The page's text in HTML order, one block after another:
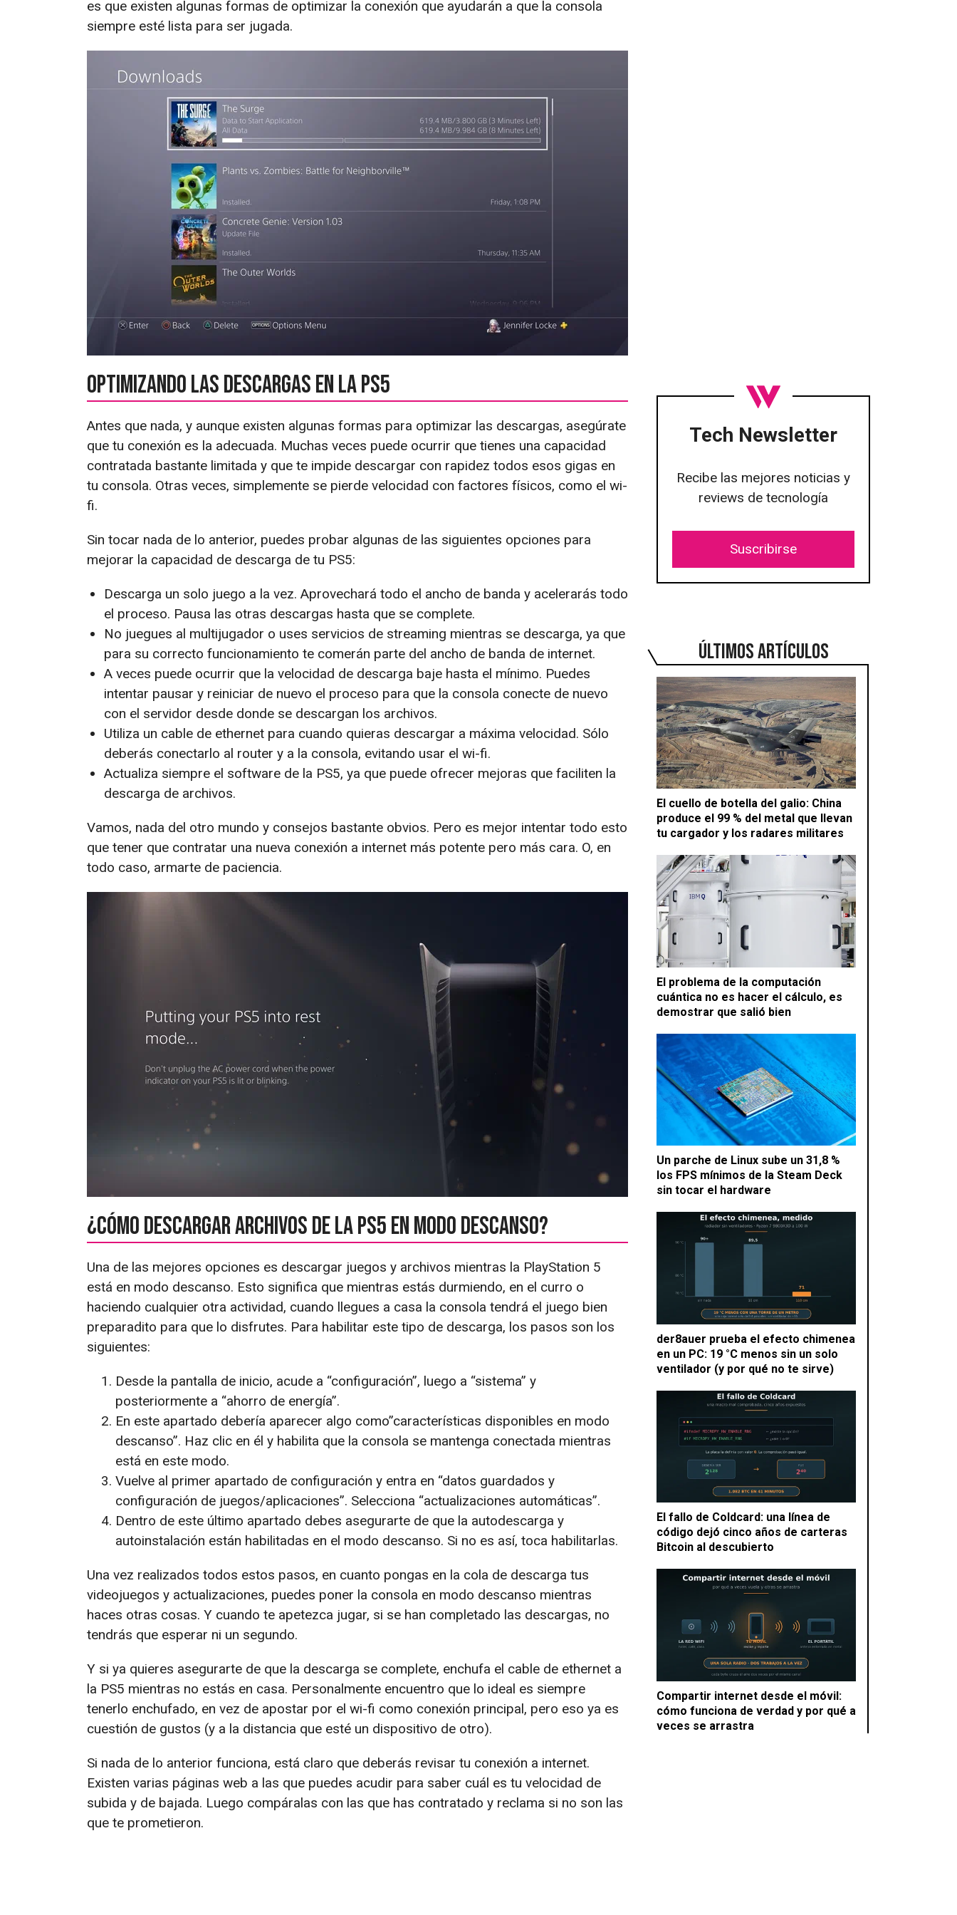
Tech Newsletter
Recibe las mejores noticias y
reviews de tecnología
Suscribirse
ÚLTIMOS ARTÍCULOS
El cuello de botella del galio: China
produce el 99 % del metal que llevan
tu cargador y los radares militares
El problema de la computación
cuántica no es hacer el cálculo, es
demostrar que salió bien
Un parche de Linux sube un 31,8 %
los FPS mínimos de la Steam Deck
sin tocar el hardware
der8auer prueba el efecto chimenea
en un PC: 19 °C menos sin un solo
ventilador (y por qué no te sirve)
El fallo de Coldcard: una línea de
código dejó cinco años de carteras
Bitcoin al descubierto
Compartir internet desde el móvil:
cómo funciona de verdad y por qué a
veces se arrastra
es que existen algunas formas de optimizar la conexión que ayudarán a que la consola
siempre esté lista para ser jugada.
Optimizando las descargas en la PS5
Antes que nada, y aunque existen algunas formas para optimizar las descargas, asegúrate
que tu conexión es la adecuada. Muchas veces puede ocurrir que tienes una capacidad
contratada bastante limitada y que te impide descargar con rapidez todos esos gigas en
tu consola. Otras veces, simplemente se pierde velocidad con factores físicos, como el wi-
fi.
Sin tocar nada de lo anterior, puedes probar algunas de las siguientes opciones para
mejorar la capacidad de descarga de tu PS5:
Descarga un solo juego a la vez. Aprovechará todo el ancho de banda y acelerarás todo
el proceso. Pausa las otras descargas hasta que se complete.
No juegues al multijugador o uses servicios de streaming mientras se descarga, ya que
para su correcto funcionamiento te comerán parte del ancho de banda de internet.
A veces puede ocurrir que la velocidad de descarga baje hasta el mínimo. Puedes
intentar pausar y reiniciar de nuevo el proceso para que la consola conecte de nuevo
con el servidor desde donde se descargan los archivos.
Utiliza un cable de ethernet para cuando quieras descargar a máxima velocidad. Sólo
deberás conectarlo al router y a la consola, evitando usar el wi-fi.
Actualiza siempre el software de la PS5, ya que puede ofrecer mejoras que faciliten la
descarga de archivos.
Vamos, nada del otro mundo y consejos bastante obvios. Pero es mejor intentar todo esto
que tener que contratar una nueva conexión a internet más potente pero más cara. O, en
todo caso, armarte de paciencia.
¿Cómo descargar archivos de la PS5 en modo descanso?
Una de las mejores opciones es descargar juegos y archivos mientras la PlayStation 5
está en modo descanso. Esto significa que mientras estás durmiendo, en el curro o
haciendo cualquier otra actividad, cuando llegues a casa la consola tendrá el juego bien
preparadito para que lo disfrutes. Para habilitar este tipo de descarga, los pasos son los
siguientes:
Desde la pantalla de inicio, acude a “configuración”, luego a “sistema” y
posteriormente a “ahorro de energía”.
En este apartado debería aparecer algo como”características disponibles en modo
descanso”. Haz clic en él y habilita que la consola se mantenga conectada mientras
está en este modo.
Vuelve al primer apartado de configuración y entra en “datos guardados y
configuración de juegos/aplicaciones”. Selecciona “actualizaciones automáticas”.
Dentro de este último apartado debes asegurarte de que la autodescarga y
autoinstalación están habilitadas en el modo descanso. Si no es así, toca habilitarlas.
Una vez realizados todos estos pasos, en cuanto pongas en la cola de descarga tus
videojuegos y actualizaciones, puedes poner la consola en modo descanso mientras
haces otras cosas. Y cuando te apetezca jugar, si se han completado las descargas, no
tendrás que esperar ni un segundo.
Y si ya quieres asegurarte de que la descarga se complete, enchufa el cable de ethernet a
la PS5 mientras no estás en casa. Personalmente encuentro que lo ideal es siempre
tenerlo enchufado, en vez de apostar por el wi-fi como conexión principal, pero eso ya es
cuestión de gustos (y a la distancia que esté un dispositivo de otro).
Si nada de lo anterior funciona, está claro que deberás revisar tu conexión a internet.
Existen varias páginas web a las que puedes acudir para saber cuál es tu velocidad de
subida y de bajada. Luego compáralas con las que has contratado y reclama si no son las
que te prometieron.